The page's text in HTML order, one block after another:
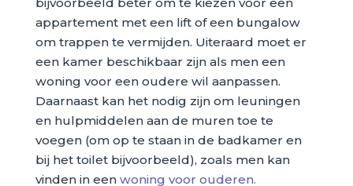
bijvoorbeeld beter om te kiezen voor een
appartement met een lift of een bungalow
om trappen te vermijden. Uiteraard moet er
een kamer beschikbaar zijn als men een
woning voor een oudere wil aanpassen.
Daarnaast kan het nodig zijn om leuningen
en hulpmiddelen aan de muren toe te
voegen (om op te staan in de badkamer en
bij het toilet bijvoorbeeld), zoals men kan
vinden in een woning voor ouderen.